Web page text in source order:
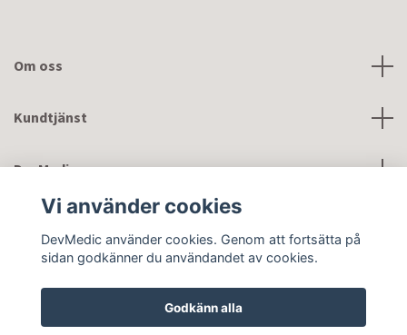
Om oss
Kundtjänst
DevMedic
Vi använder cookies
DevMedic använder cookies. Genom att fortsätta på
sidan godkänner du användandet av cookies.
Godkänn alla